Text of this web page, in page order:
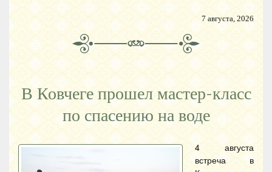
7 августа, 2026
В Ковчеге прошел мастер-класс
по спасению на воде
4 августа
встреча в